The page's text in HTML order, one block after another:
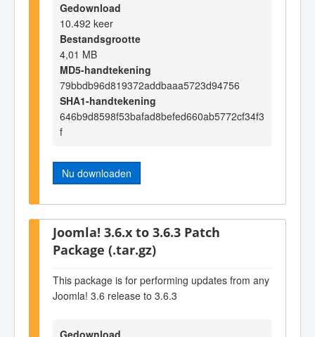
Gedownload
10.492 keer
Bestandsgrootte
4,01 MB
MD5-handtekening
79bbdb96d819372addbaaa5723d94756
SHA1-handtekening
646b9d8598f53bafad8befed660ab5772cf34f3
f
Nu downloaden
Joomla! 3.6.x to 3.6.3 Patch
Package (.tar.gz)
This package is for performing updates from any
Joomla! 3.6 release to 3.6.3
Gedownload